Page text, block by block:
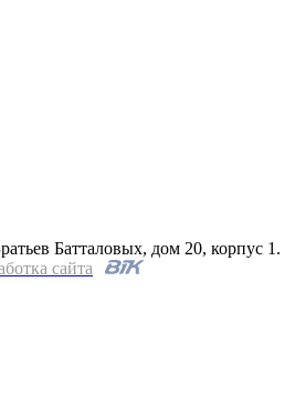
Батталовых, дом 20, корпус 1.
сайта